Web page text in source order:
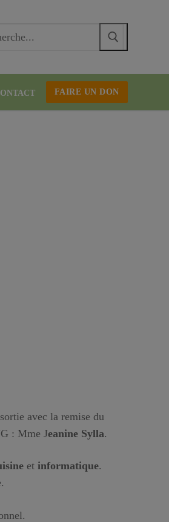
FAIRE UN DON
avec la remise du
: Mme Jeanine Sylla.
et informatique.